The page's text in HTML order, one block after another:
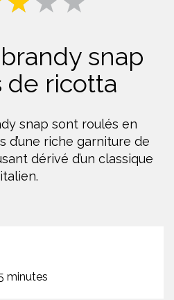
snap
de ricotta
snap sont roulés en
d’une riche garniture de
dérivé d’un classique
italien.
minutes